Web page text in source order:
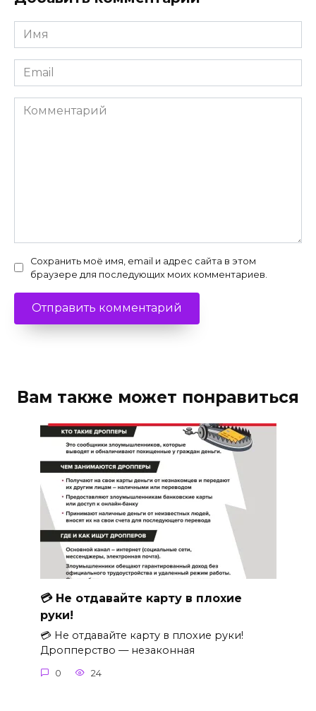
Имя
*
Email
*
Комментарий
Сохранить моё имя, email и адрес сайта в этом
браузере для последующих моих комментариев.
Вам также может понравиться
💳 Не отдавайте карту в плохие
руки!
💳 Не отдавайте карту в плохие руки!
Дропперство — незаконная
0 24